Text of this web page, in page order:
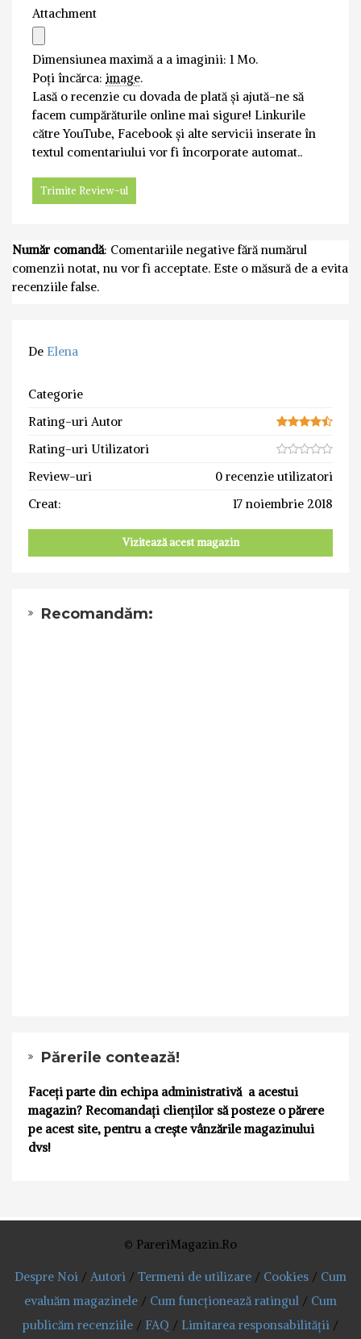
Attachment
Dimensiunea maximă a a imaginii: 1 Mo.
Poți încărca: image.
Lasă o recenzie cu dovada de plată și ajută-ne să
facem cumpărăturile online mai sigure! Linkurile
către YouTube, Facebook și alte servicii inserate în
textul comentariului vor fi încorporate automat..
Număr comandă: Comentariile negative fără numărul
comenzii notat, nu vor fi acceptate. Este o măsură de a evita
recenziile false.
De Elena
Categorie
Rating-uri Autor
Rating-uri Utilizatori
Review-uri
0 recenzie utilizatori
Creat:
17 noiembrie 2018
Vizitează acest magazin
Recomandăm:
Părerile contează!
Faceți parte din echipa administrativă a acestui
magazin? Recomandați clienților să posteze o părere
pe acest site, pentru a crește vânzările magazinului
dvs!
© PareriMagazin.Ro
Despre Noi / Autori / Termeni de utilizare / Cookies / Cum
evaluăm magazinele / Cum funcționează ratingul / Cum
publicăm recenziile / FAQ / Limitarea responsabilității /